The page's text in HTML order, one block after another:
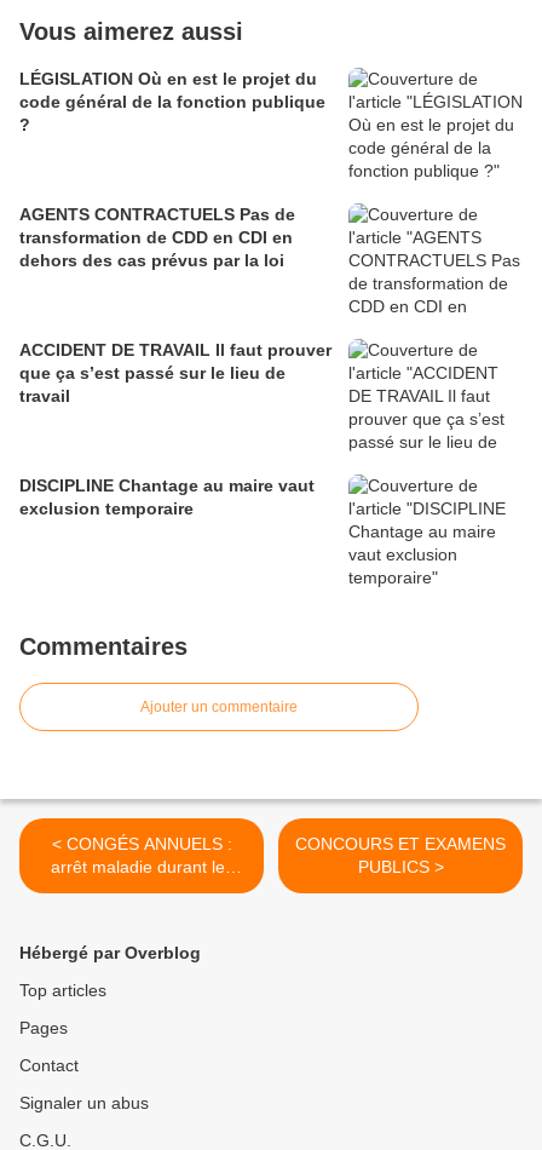
Vous aimerez aussi
LÉGISLATION Où en est le projet du
code général de la fonction publique
?
AGENTS CONTRACTUELS Pas de
transformation de CDD en CDI en
dehors des cas prévus par la loi
ACCIDENT DE TRAVAIL Il faut prouver
que ça s’est passé sur le lieu de
travail
DISCIPLINE Chantage au maire vaut
exclusion temporaire
Commentaires
Ajouter un commentaire
< CONGÉS ANNUELS :
arrêt maladie durant les
congés, le report des
CONCOURS ET EXAMENS
PUBLICS >
Hébergé par Overblog
Top articles
Pages
Contact
Signaler un abus
C.G.U.